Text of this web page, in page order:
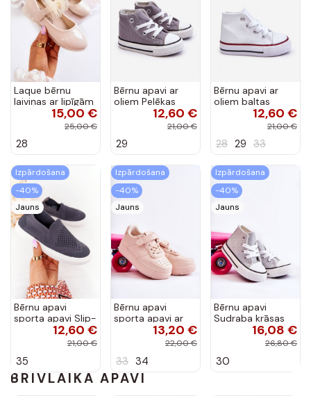
Laque bērnu
laiviņas ar lipīgām
aizdarēm
Ziloņkaula krāsas
15,00 €
25,00 €
28
Bērnu apavi ar
oļiem Pelēkas
krāsas Filemon
12,60 €
21,00 €
29
Bērnu apavi ar
oļiem baltas
krāsas Filemon
12,60 €
21,00 €
28 29 33
Izpārdošana
-40%
Jauns
Bērnu apavi
sporta apavi Slip-
On Big Star
pelēkas krāsas
12,60 €
21,00 €
35
Izpārdošana
-40%
Jauns
Bērnu apavi
sporta apavi ar
lipīgām aizdarēm
Rozā krāsas Elike
13,20 €
22,00 €
33 34
Izpārdošana
-40%
Jauns
Bērnu apavi
Sudraba krāsas
16,08 €
26,80 €
30
BRĪVLAIKĀ APAVI